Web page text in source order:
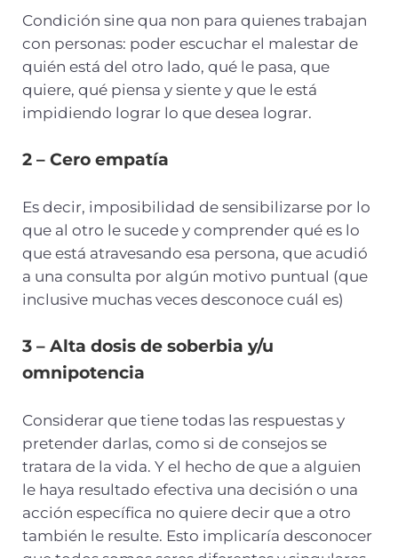
Condición sine qua non para quienes trabajan
con personas: poder escuchar el malestar de
quién está del otro lado, qué le pasa, que
quiere, qué piensa y siente y que le está
impidiendo lograr lo que desea lograr.
2 – Cero empatía
Es decir, imposibilidad de sensibilizarse por lo
que al otro le sucede y comprender qué es lo
que está atravesando esa persona, que acudió
a una consulta por algún motivo puntual (que
inclusive muchas veces desconoce cuál es)
3 – Alta dosis de soberbia y/u
omnipotencia
Considerar que tiene todas las respuestas y
pretender darlas, como si de consejos se
tratara de la vida. Y el hecho de que a alguien
le haya resultado efectiva una decisión o una
acción específica no quiere decir que a otro
también le resulte. Esto implicaría desconocer